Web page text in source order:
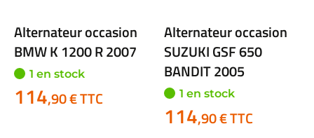
Alternateur occasion
BMW K 1200 R 2007
1 en stock
114,90 € TTC
Alternateur occasion
SUZUKI GSF 650
BANDIT 2005
1 en stock
114,90 € TTC